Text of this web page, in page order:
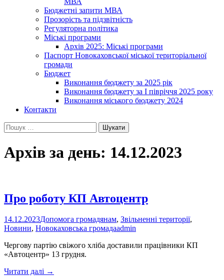
Бюджетні запити МВА
Прозорість та підзвітність
Регуляторна політика
Міські програми
Архів 2025: Міські програми
Паспорт Новокаховської міської територіальної
громади
Бюджет
Виконання бюджету за 2025 рік
Виконання бюджету за І півріччя 2025 року
Виконання міського бюджету 2024
Контакти
Пошук:
Архів за день: 14.12.2023
Про роботу КП Автоцентр
14.12.2023Допомога громадянам, Звільненні території,
Новини, Новокаховська громадаadmin
Чергову партію свіжого хліба доставили працівники КП
«Автоцентр» 13 грудня.
Читати далі Про
→